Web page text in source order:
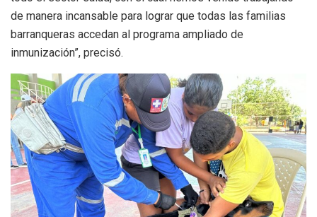
de manera incansable para lograr que todas las familias
barranqueras accedan al programa ampliado de
inmunización”, precisó.